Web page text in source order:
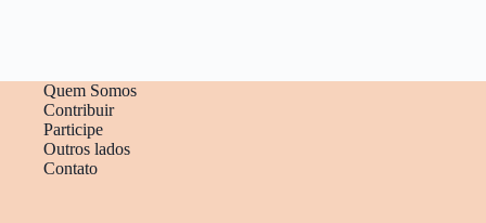
Quem Somos
Contribuir
Participe
Outros lados
Contato